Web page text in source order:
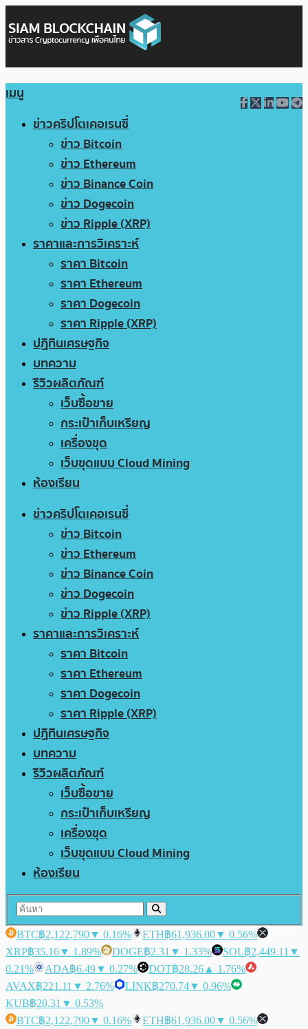
เมนู
ข่าวคริปโตเคอเรนซี่
ข่าว Bitcoin
ข่าว Ethereum
ข่าว Binance Coin
ข่าว Dogecoin
ข่าว Ripple (XRP)
ราคาและการวิเคราะห์
ราคา Bitcoin
ราคา Ethereum
ราคา Dogecoin
ราคา Ripple (XRP)
ปฏิทินเศรษฐกิจ
บทความ
รีวิวผลิตภัณฑ์
เว็บซื้อขาย
กระเป๋าเก็บเหรียญ
เครื่องขุด
เว็บขุดแบบ Cloud Mining
ห้องเรียน
ข่าวคริปโตเคอเรนซี่
ข่าว Bitcoin
ข่าว Ethereum
ข่าว Binance Coin
ข่าว Dogecoin
ข่าว Ripple (XRP)
ราคาและการวิเคราะห์
ราคา Bitcoin
ราคา Ethereum
ราคา Dogecoin
ราคา Ripple (XRP)
ปฏิทินเศรษฐกิจ
บทความ
รีวิวผลิตภัณฑ์
เว็บซื้อขาย
กระเป๋าเก็บเหรียญ
เครื่องขุด
เว็บขุดแบบ Cloud Mining
ห้องเรียน
BTC฿2,122,790▼ 0.16% ETH฿61,936.00▼ 0.56%
XRP฿35.16▼ 1.89% DOGE฿2.31 ▼ 1.33% SOL฿2,449.11 ▼
0.21%
ADA฿6.49▼ 0.27% DOT฿28.26 ▲ 1.76%
AVAX฿221.11 ▼ 2.76% LINK฿270.74▼ 0.96%
KUB฿20.31 ▼ 0.53%
BTC฿2,122,790▼ 0.16% ETH฿61,936.00▼ 0.56%